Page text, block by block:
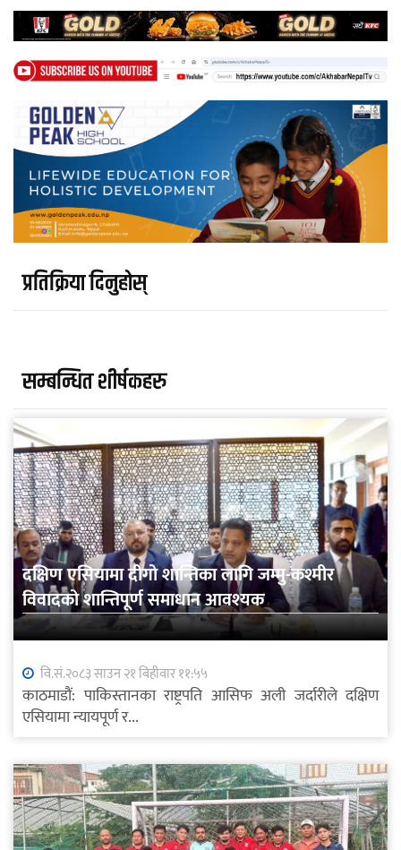
प्रतिक्रिया दिनुहोस्
सम्बन्धित शीर्षकहरु
दक्षिण एसियामा दीगो शान्तिका लागि जम्मु-कश्मीर
विवादको शान्तिपूर्ण समाधान आवश्यक
वि.सं.२०८३ साउन २१ बिहीवार ११:५५
काठमाडौं: पाकिस्तानका राष्ट्रपति आसिफ अली जर्दारीले दक्षिण
एसियामा न्यायपूर्ण र...